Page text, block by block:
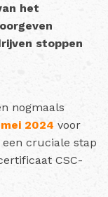
het
stoppen
nogmaals
2024 voor
cruciale stap
CSC-